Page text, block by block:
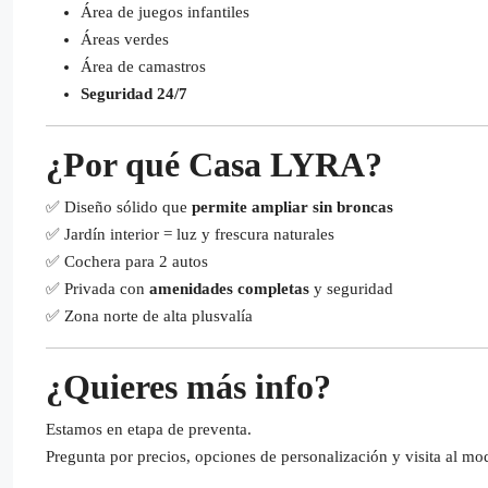
Área de juegos infantiles
Áreas verdes
Área de camastros
Seguridad 24/7
¿Por qué Casa LYRA?
✅ Diseño sólido que permite ampliar sin broncas
✅ Jardín interior = luz y frescura naturales
✅ Cochera para 2 autos
✅ Privada con amenidades completas y seguridad
✅ Zona norte de alta plusvalía
¿Quieres más info?
Estamos en etapa de preventa.
Pregunta por precios, opciones de personalización y visita al